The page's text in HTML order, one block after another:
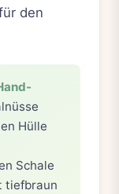
den
Hülle
Schale
tiefbraun